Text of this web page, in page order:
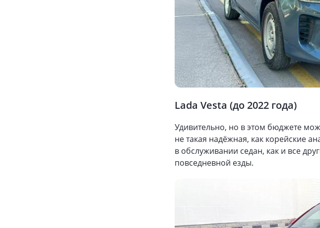
Lada Vesta (до 2022 года)
Удивительно, но в этом бюджете
не такая надёжная, как корейские
в обслуживании седан, как и все
повседневной езды.